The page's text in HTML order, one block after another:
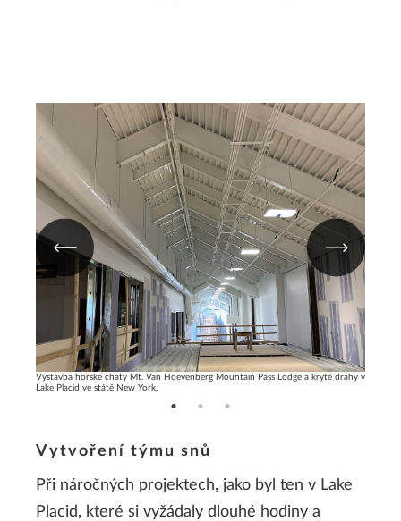
Výstavba horské chaty Mt. Van Hoevenberg Mountain Pass Lodge a kryté dráhy v
Lake Placid ve státě New York.
Vytvoření týmu snů
Při náročných projektech, jako byl ten v Lake
Placid, které si vyžádaly dlouhé hodiny a